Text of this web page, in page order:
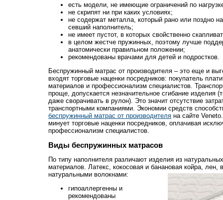
есть модели, не имеющие ограничений по
не скрипят ни при каких условиях;
не содержат металла, который рано или поздно
севший наполнитель;
не имеет пустот, в которых свойственно
в целом жестче пружинных, поэтому лучше
анатомически правильном положении;
рекомендованы врачами для детей и подростков.
Беспружинный матрас от производителя – это еще и
входят торговые наценки посредников: покупатель
материалов и профессионализм специалистов.
проще, допускается незначительное сгибание изделия
даже сворачивать в рулон). Это значит отсутствие
транспортными компаниями. Экономии средств
беспружинный матрас от производителя на сайте
минует торговые наценки посредников, оплачивая
профессионализм специалистов.
Виды беспружинных матрасов
По типу наполнителя различают изделия из
материалов. Латекс, кокосовая и банановая койра, лен,
натуральными волокнами:
гипоаллергенны и
рекомендованы